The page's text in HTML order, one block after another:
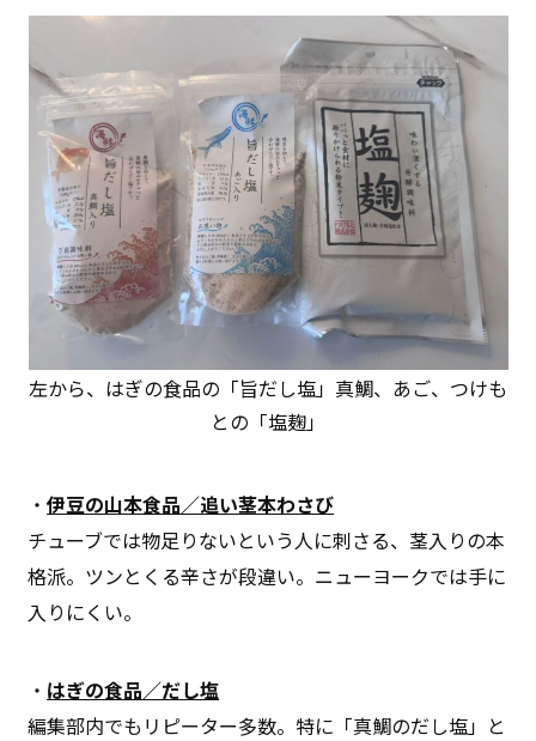
左から、はぎの食品の「旨だし塩」真鯛、あご、つけも
との「塩麹」
・伊豆の山本食品／追い茎本わさび
チューブでは物足りないという人に刺さる、茎入りの本
格派。ツンとくる辛さが段違い。ニューヨークでは手に
入りにくい。
・ はぎの食品／だし塩
編集部内でもリピーター多数。特に「真鯛のだし塩」と